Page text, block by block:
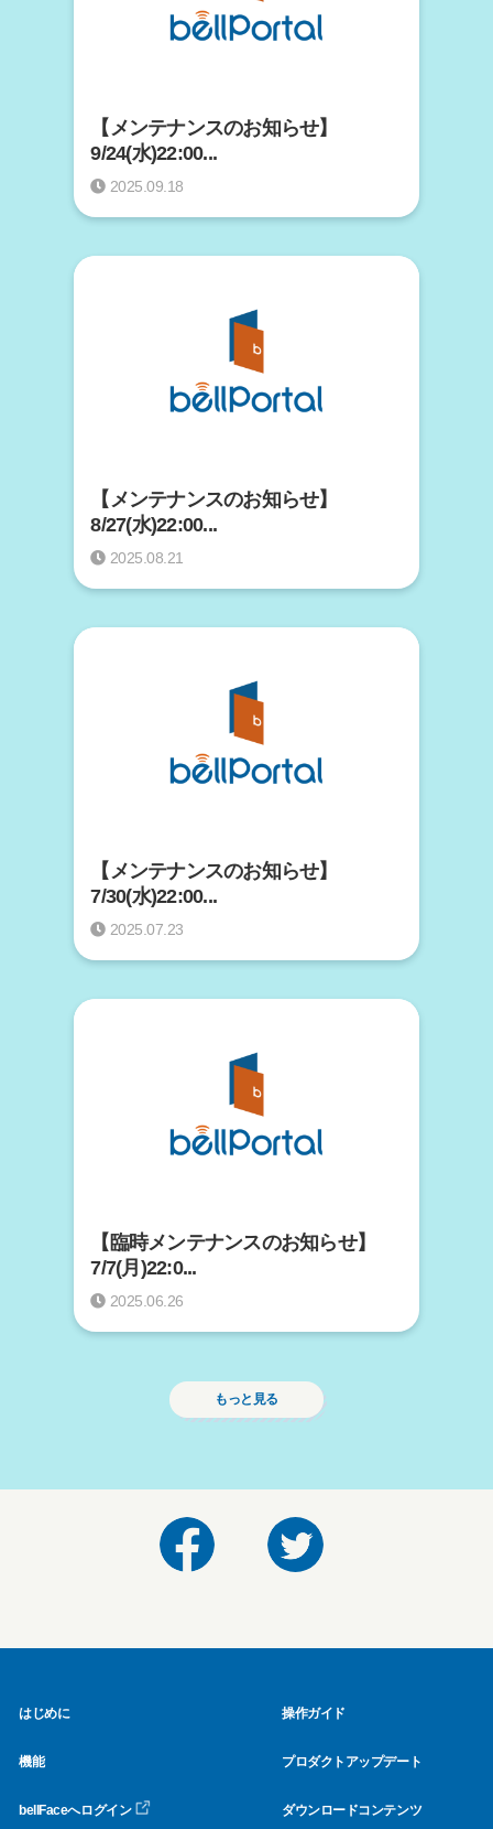
【メンテナンスのお知らせ】
9/24(水)22:00...
2025.09.18
【メンテナンスのお知らせ】
8/27(水)22:00...
2025.08.21
【メンテナンスのお知らせ】
7/30(水)22:00...
2025.07.23
【臨時メンテナンスのお知らせ】
7/7(月)22:0...
2025.06.26
もっと見る
はじめに 操作ガイド
機能 プロダクトアップデート
bellFaceへログイン ダウンロードコンテンツ